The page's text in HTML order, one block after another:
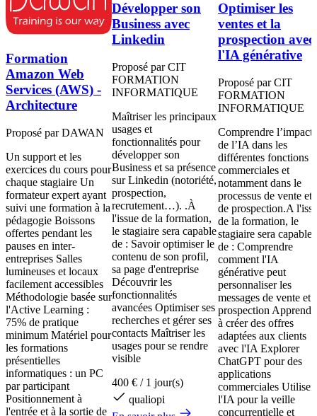
Formation
Amazon Web
Services (AWS) -
Architecture
Proposé par DAWAN
Un support et les
exercices du cours pour
chaque stagiaire Un
formateur expert ayant
suivi une formation à la
pédagogie Boissons
offertes pendant les
pauses en inter-
entreprises Salles
lumineuses et locaux
facilement accessibles
Méthodologie basée sur
l'Active Learning :
75% de pratique
minimum Matériel pour
les formations
présentielles
informatiques : un PC
par participant
Positionnement à
l'entrée et à la sortie de
Développer son
Business avec
Linkedin
Proposé par CIT
FORMATION
INFORMATIQUE
Maîtriser les principaux
usages et
fonctionnalités pour
développer son
Business et sa présence
sur Linkedin (notoriété,
prospection,
recrutement…). .À
l'issue de la formation,
le stagiaire sera capable
de : Savoir optimiser le
contenu de son profil,
sa page d'entreprise
Découvrir les
fonctionnalités
avancées Optimiser ses
recherches et gérer ses
contacts Maîtriser les
usages pour se rendre
visible
400 € / 1 jour(s)
qualiopi
Optimiser les
ventes et la
prospection avec
l'IA générative
Proposé par CIT
FORMATION
INFORMATIQUE
Comprendre l’impact
de l’IA dans les
différentes fonctions
commerciales et
notamment dans le
processus de vente et
de prospection.A
de la formation, le
stagiaire sera capable
de : Comprendre
comment l'IA
générative peut
personnaliser les
messages de vente et
prospection
à créer des offres
adaptées aux clients
avec l'IA Explorer
ChatGPT pour des
applications
commerciales Utiliser
l'IA pour la veille
concurrentielle et